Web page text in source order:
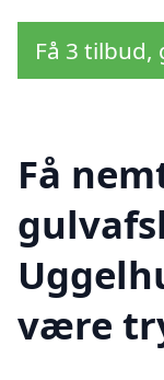
Få 3
Få
være